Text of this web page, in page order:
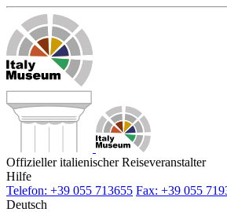
Offizieller italienischer Reiseveranstalter
Hilfe
Telefon: +39 055 713655 Fax: +39 055
Deutsch